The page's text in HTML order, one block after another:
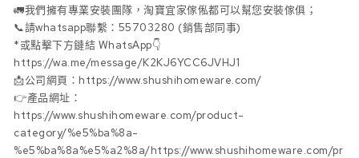
🚛我們擁有專業安裝團隊，淘寶宜家傢俬都可以幫您安裝傢俱；
📞請whatsapp聯繫：55703280 (銷售部同事)
*或點擊下方鏈結 WhatsApp👇
https://wa.me/message/K2KJ6YCC6JVHJ1
📩公司網頁：https://www.shushihomeware.com/
👉產品網址：
https://www.shushihomeware.com/product-
category/%e5%ba%8a-
%e5%ba%8a%e5%a2%8a/https://www.shushihomeware.com/pr